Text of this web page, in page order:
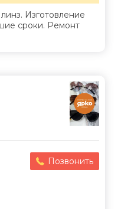
Изготовление
сроки. Ремонт
Позвонить